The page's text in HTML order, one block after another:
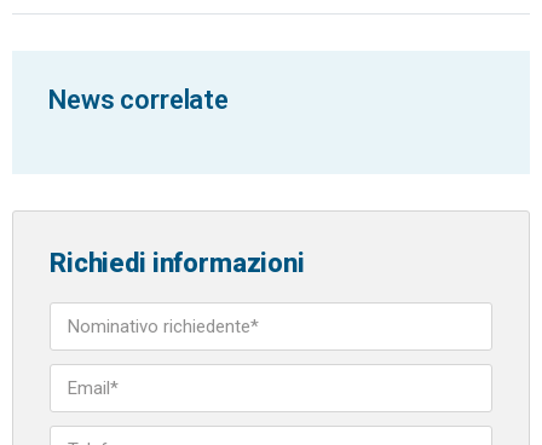
News correlate
Richiedi informazioni